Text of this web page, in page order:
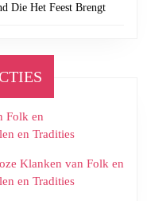
Die Het Feest Brengt
Folk en
en Tradities
Klanken van Folk en
en Tradities